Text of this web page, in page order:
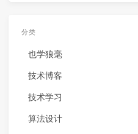
分类
也学狼毫
技术博客
技术学习
算法设计